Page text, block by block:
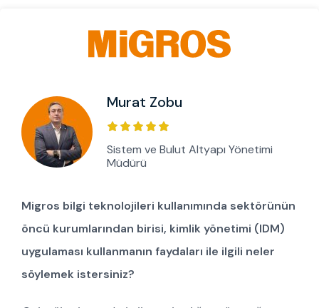
Murat Zobu
Sistem ve Bulut Altyapı Yönetimi
Müdürü
Migros bilgi teknolojileri kullanımında sektörünün
öncü kurumlarından birisi, kimlik yönetimi (IDM)
uygulaması kullanmanın faydaları ile ilgili neler
söylemek istersiniz?